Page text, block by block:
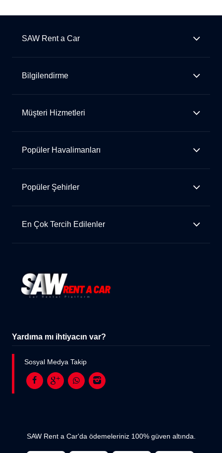
SAW Rent a Car
Bilgilendirme
Müşteri Hizmetleri
Popüler Havalimanları
Popüler Şehirler
En Çok Tercih Edilenler
Yardıma mı ihtiyacın var?
Sosyal Medya Takip
SAW Rent a Car'da ödemeleriniz 100% güven altında.